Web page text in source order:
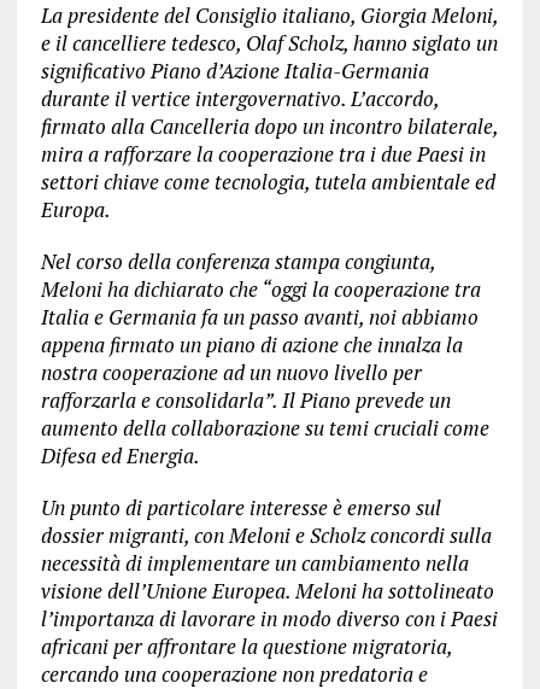
La presidente del Consiglio italiano, Giorgia Meloni,
e il cancelliere tedesco, Olaf Scholz, hanno siglato un
significativo Piano d’Azione Italia-Germania
durante il vertice intergovernativo. L’accordo,
firmato alla Cancelleria dopo un incontro bilaterale,
mira a rafforzare la cooperazione tra i due Paesi in
settori chiave come tecnologia, tutela ambientale ed
Europa.
Nel corso della conferenza stampa congiunta,
Meloni ha dichiarato che “oggi la cooperazione tra
Italia e Germania fa un passo avanti, noi abbiamo
appena firmato un piano di azione che innalza la
nostra cooperazione ad un nuovo livello per
rafforzarla e consolidarla”. Il Piano prevede un
aumento della collaborazione su temi cruciali come
Difesa ed Energia.
Un punto di particolare interesse è emerso sul
dossier migranti, con Meloni e Scholz concordi sulla
necessità di implementare un cambiamento nella
visione dell’Unione Europea. Meloni ha sottolineato
l’importanza di lavorare in modo diverso con i Paesi
africani per affrontare la questione migratoria,
cercando una cooperazione non predatoria e